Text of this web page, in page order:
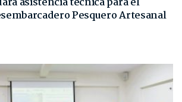
Pesquero Artesanal